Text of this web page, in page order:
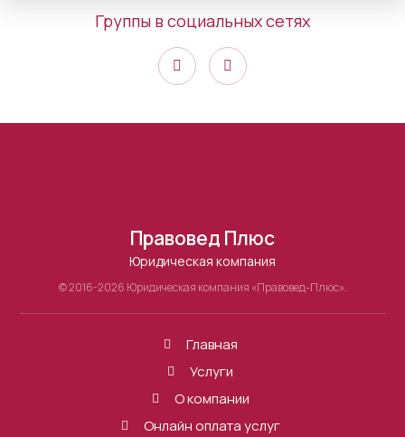
Группы в социальных сетях
Правовед Плюс
Юридическая компания
© 2016-2026 Юридическая компания «Правовед-Плюс».
Главная
Услуги
О компании
Онлайн оплата услуг